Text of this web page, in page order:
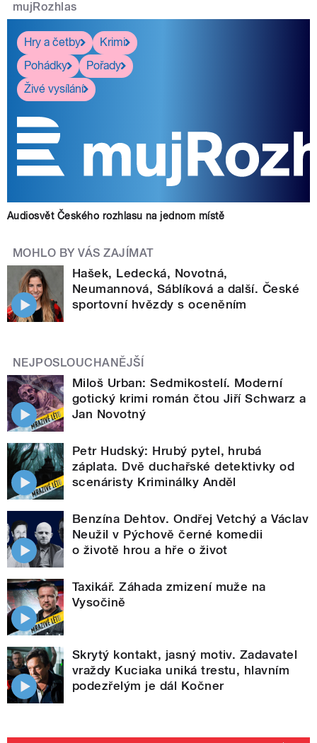
mujRozhlas
Hry a četby
Krimi
Pohádky
Pořady
Živé vysílání
Audiosvět Českého rozhlasu na jednom místě
MOHLO BY VÁS ZAJÍMAT
Hašek, Ledecká, Novotná,
Neumannová, Sáblíková a další. České
sportovní hvězdy s oceněním
NEJPOSLOUCHANĚJŠÍ
Miloš Urban: Sedmikostelí. Moderní
gotický krimi román čtou Jiří Schwarz a
Jan Novotný
Petr Hudský: Hrubý pytel, hrubá
záplata. Dvě duchařské detektivky od
scenáristy Kriminálky Anděl
Benzína Dehtov. Ondřej Vetchý a Václav
Neužil v Pýchově černé komedii
o životě hrou a hře o život
Taxikář. Záhada zmizení muže na
Vysočině
Skrytý kontakt, jasný motiv. Zadavatel
vraždy Kuciaka uniká trestu, hlavním
podezřelým je dál Kočner